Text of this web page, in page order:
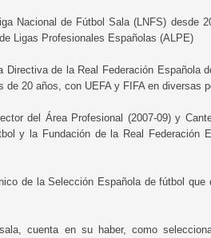
Nacional de Fútbol Sala (LNFS) desde
Ligas Profesionales Españolas (ALPE)
Directiva de la Real Federación Española
de 20 años, con UEFA y FIFA en diversas
del Área Profesional (2007-09) y
y la Fundación de la Real Federación
de la Selección Española de fútbol que
cuenta en su haber, como